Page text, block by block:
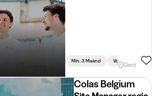
internship
Min. 3 Maand Voltijds
Gent
Colas Belgium